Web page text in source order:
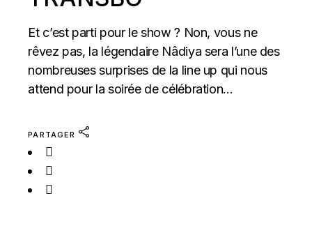
Et c’est parti pour le show ? Non, vous ne
rêvez pas, la légendaire Nâdiya sera l’une des
nombreuses surprises de la line up qui nous
attend pour la soirée de célébration...
PARTAGER